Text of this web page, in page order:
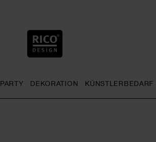
PARTY DEKORATION KÜNSTLERBEDARF